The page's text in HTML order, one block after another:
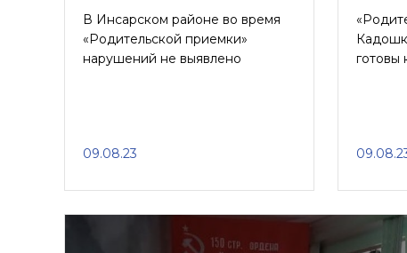
В Инсарском районе во время
«Родительской приемки»
нарушений не выявлено
09.08.23
готовы